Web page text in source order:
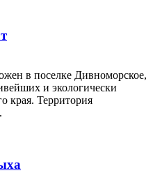
в поселке Дивноморское,
и экологически
края. Территория